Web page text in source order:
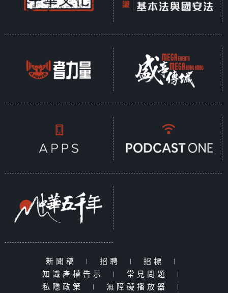
新聞稿 | 招聘 | 招標
|
知識產權告示
| 常見問題
|
私隱政策
| 無障礙播放器 |